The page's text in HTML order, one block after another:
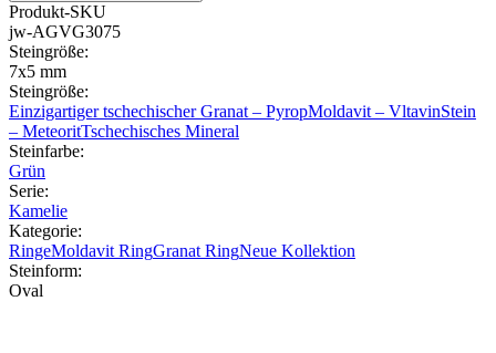
Produkt-SKU
jw-AGVG3075
Steingröße:
7x5 mm
Steingröße:
Einzigartiger tschechischer Granat – PyropMoldavit – VltavinStein
– MeteoritTschechisches Mineral
Steinfarbe:
Grün
Serie:
Kamelie
Kategorie:
RingeMoldavit RingGranat RingNeue Kollektion
Steinform:
Oval